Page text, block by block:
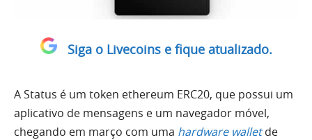
Siga o Livecoins e fique atualizado.
A Status é um token ethereum ERC20, que possui um
aplicativo de mensagens e um navegador móvel,
chegando em março com uma hardware walletde